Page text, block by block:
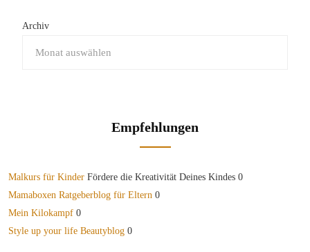
Archiv
Empfehlungen
Malkurs für Kinder Fördere die Kreativität Deines Kindes 0
Mamaboxen Ratgeberblog für Eltern 0
Mein Kilokampf 0
Style up your life Beautyblog 0